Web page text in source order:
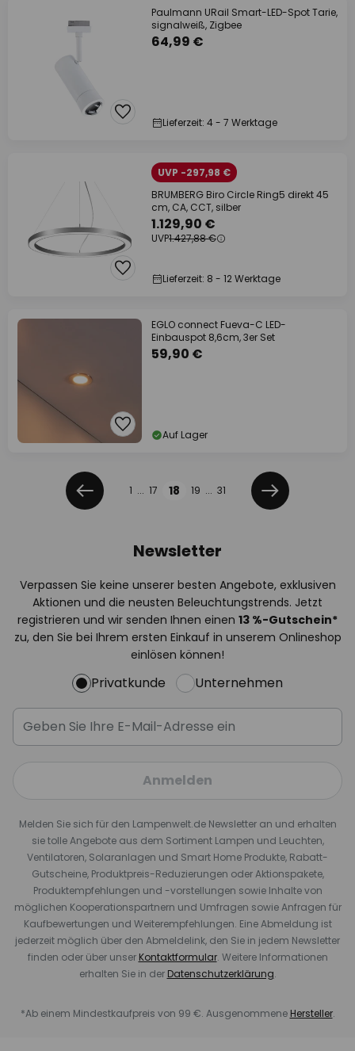
Paulmann URail Smart-LED-Spot Tarie,
signalweiß, Zigbee
64,99 €
Lieferzeit: 4 - 7 Werktage
UVP -297,98 €
BRUMBERG Biro Circle Ring5 direkt 45
cm, CA, CCT, silber
1.129,90 €
UVP1.427,88 €
Lieferzeit: 8 - 12 Werktage
EGLO connect Fueva-C LED-
Einbauspot 8,6cm, 3er Set
59,90 €
Auf Lager
Zurück
Seite
1 ... 17 18 19 ... 31
Weiter
Newsletter
Verpassen Sie keine unserer besten Angebote, exklusiven
Aktionen und die neusten Beleuchtungstrends. Jetzt
registrieren und wir senden Ihnen einen 13 %-Gutschein*
zu, den Sie bei Ihrem ersten Einkauf in unserem Onlineshop
einlösen können!
Privatkunde Unternehmen
Anmelden
Melden Sie sich für den Lampenwelt.de Newsletter an und erhalten
sie tolle Angebote aus dem Sortiment Lampen und Leuchten,
Ventilatoren, Solaranlagen und Smart Home Produkte, Rabatt-
Gutscheine, Produktpreis-Reduzierungen oder Aktionspakete,
Produktempfehlungen und -vorstellungen sowie Inhalte von
möglichen Kooperationspartnern und Umfragen sowie Anfragen für
Kaufbewertungen und Weiterempfehlungen. Eine Abmeldung ist
jederzeit möglich über den Abmeldelink, den Sie in jedem Newsletter
finden oder über unser Kontaktformular. Weitere Informationen
erhalten Sie in der Datenschutzerklärung.
*Ab einem Mindestkaufpreis von 99 €. Ausgenommene Hersteller.